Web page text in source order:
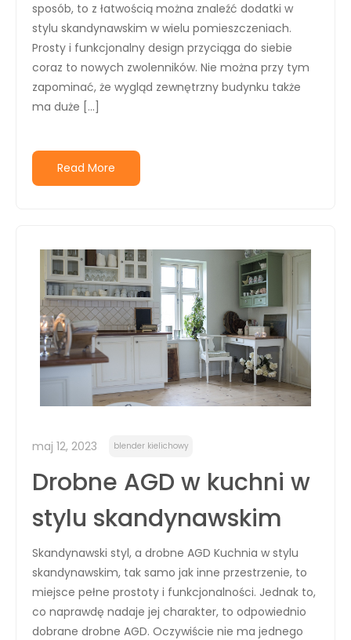
sposób, to z łatwością można znaleźć dodatki w
stylu skandynawskim w wielu pomieszczeniach.
Prosty i funkcjonalny design przyciąga do siebie
coraz to nowych zwolenników. Nie można przy tym
zapominać, że wygląd zewnętrzny budynku także
ma duże […]
Read More
maj 12, 2023 blender kielichowy
Drobne AGD w kuchni w
stylu skandynawskim
Skandynawski styl, a drobne AGD Kuchnia w stylu
skandynawskim, tak samo jak inne przestrzenie, to
miejsce pełne prostoty i funkcjonalności. Jednak to,
co naprawdę nadaje jej charakter, to odpowiednio
dobrane drobne AGD. Oczywiście nie ma jednego